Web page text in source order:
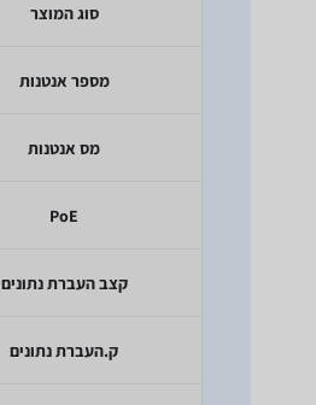
סוג המוצר
מספר אנטנות
מס אנטנות
PoE
קצב העברת נתונים
ק.העברת נתונים